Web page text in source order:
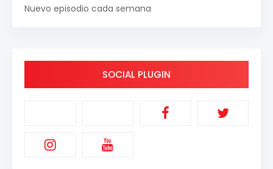
Nuevo episodio cada semana
SOCIAL PLUGIN